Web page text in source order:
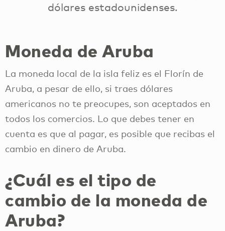
dólares estadounidenses.
Moneda de Aruba
La moneda local de la isla feliz es el Florín de
Aruba, a pesar de ello, si traes dólares
americanos no te preocupes, son aceptados en
todos los comercios. Lo que debes tener en
cuenta es que al pagar, es posible que recibas el
cambio en dinero de Aruba.
¿Cuál es el tipo de
cambio de la moneda de
Aruba?